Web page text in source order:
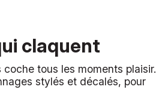
claquent
coche tous les moments plaisir.
stylés et décalés, pour